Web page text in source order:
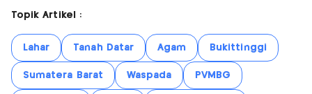
Topik Artikel :
Lahar Tanah Datar Agam Bukittinggi
Sumatera Barat Waspada PVMBG